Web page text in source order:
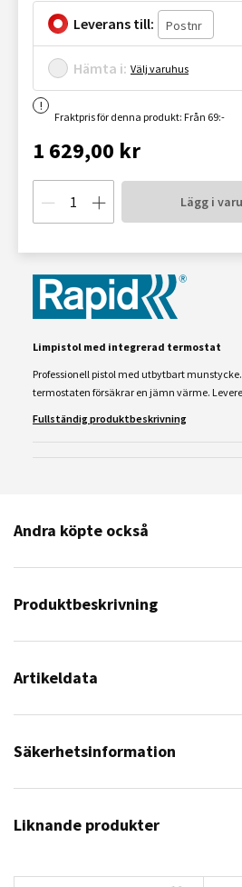
Leverans till:
Hämta i: Välj varuhus
Fraktpris för denna produkt: Från 69:-
1 629,00 kr
Lägg i
Limpistol med integrerad termostat
Professionell pistol med utbytbart
termostaten försäkrar en jämn värme.
Fullständig produktbeskrivning
Andra köpte också
Produktbeskrivning
Artikeldata
Säkerhetsinformation
Liknande produkter